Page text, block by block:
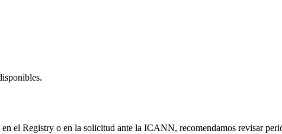
el Registry o en la solicitud ante la ICANN, recomendamos revisar